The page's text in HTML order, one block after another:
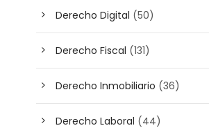
Derecho Digital (50)
Derecho Fiscal (131)
Derecho Inmobiliario (36)
Derecho Laboral (44)